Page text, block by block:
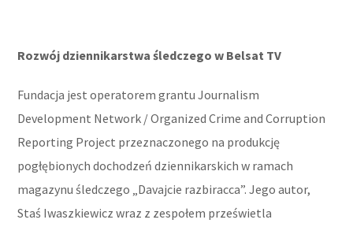
Rozwój dziennikarstwa śledczego w Belsat TV
Fundacja jest operatorem grantu Journalism
Development Network / Organized Crime and Corruption
Reporting Project przeznaczonego na produkcję
pogłębionych dochodzeń dziennikarskich w ramach
magazynu śledczego „Davajcie razbiracca”. Jego autor,
Staś Iwaszkiewicz wraz z zespołem prześwietla